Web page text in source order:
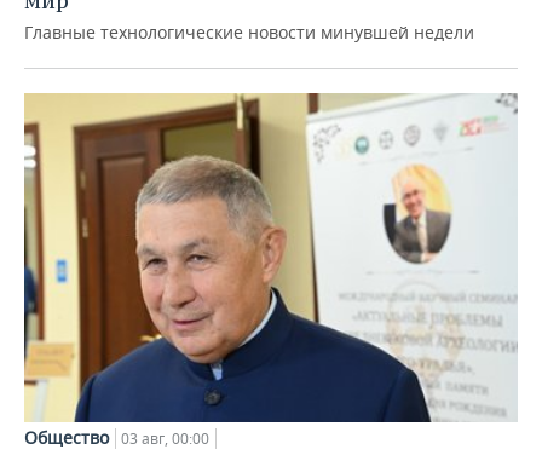
Главные технологические новости минувшей недели
Общество 03 авг, 00:00